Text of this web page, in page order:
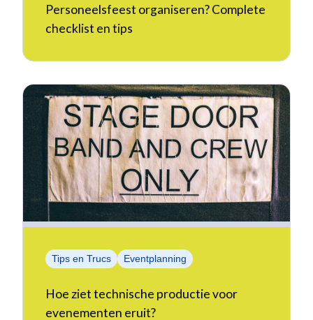
Personeelsfeest organiseren? Complete
checklist en tips
Tips en Trucs Eventplanning
Hoe ziet technische productie voor
evenementen eruit?